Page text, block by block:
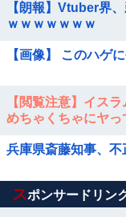
【朗報】Vtuber界
ｗｗｗｗｗｗｗ
【画像】 このハゲ
【閲覧注意】イス
めちゃくちゃにヤ
兵庫県斎藤知事、
Powered by livedoor
スポンサードリン